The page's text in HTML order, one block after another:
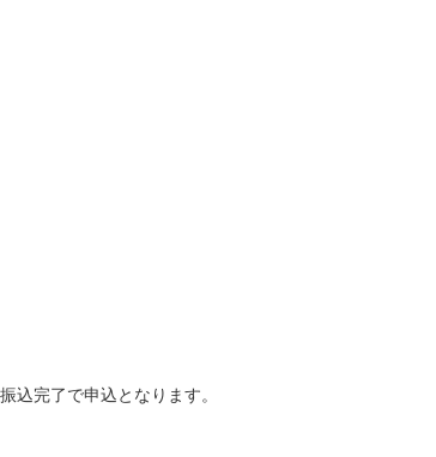
込完了で申込となります。